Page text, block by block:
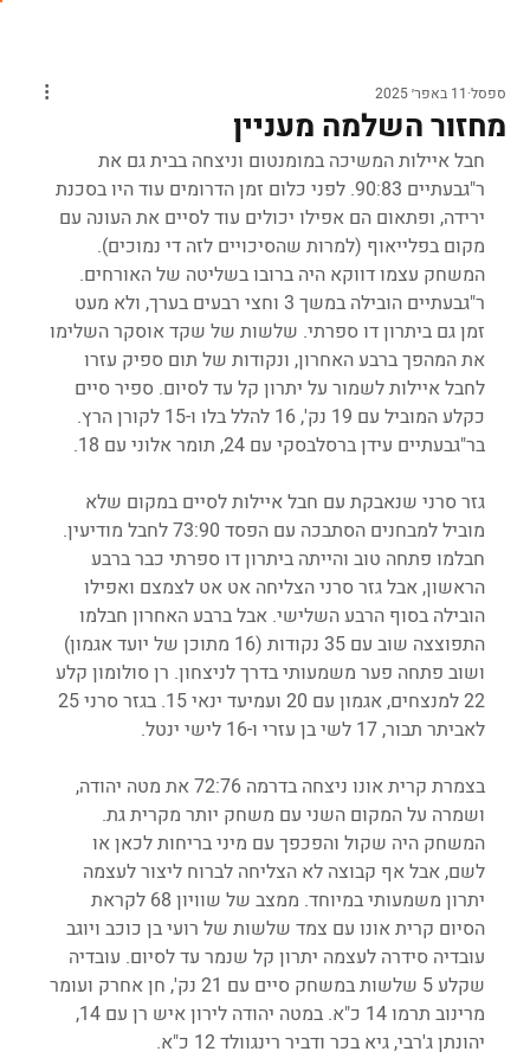
מחזור השלמה מעניין
ספסל 11 באפר׳ 2025
חבל איילות המשיכה במומנטום וניצחה בבית גם את
ר"גבעתיים 90:83. לפני כלום זמן הדרומים עוד היו בסכנת
ירידה, ופתאום הם אפילו יכולים עוד לסיים את העונה עם
מקום בפלייאוף (למרות שהסיכויים לזה די נמוכים).
המשחק עצמו דווקא היה ברובו בשליטה של האורחים.
ר"גבעתיים הובילה במשך 3 וחצי רבעים בערך, ולא מעט
זמן גם ביתרון דו ספרתי. שלשות של שקד אוסקר השלימו
את המהפך ברבע האחרון, ונקודות של תום ספיק עזרו
לחבל איילות לשמור על יתרון קל עד לסיום. ספיר סיים
כקלע המוביל עם 19 נק', 16 להלל בלו ו-15 לקורן הרץ.
בר"גבעתיים עידן ברסלבסקי עם 24, תומר אלוני עם 18.
גזר סרני שנאבקת עם חבל איילות לסיים במקום שלא
מוביל למבחנים הסתבכה עם הפסד 73:90 לחבל מודיעין.
חבלמו פתחה טוב והייתה ביתרון דו ספרתי כבר ברבע
הראשון, אבל גזר סרני הצליחה אט אט לצמצם ואפילו
הובילה בסוף הרבע השלישי. אבל ברבע האחרון חבלמו
התפוצצה שוב עם 35 נקודות (16 מתוכן של יועד אגמון)
ושוב פתחה פער משמעותי בדרך לניצחון. רן סולומון קלע
לאביתר תבור, 17 לשי בן עזרי ו-16 לישי ינטל.
בצמרת קרית אונו ניצחה בדרמה 72:76 את מטה יהודה,
ושמרה על המקום השני עם משחק יותר מקרית גת.
המשחק היה שקול והפכפך עם מיני בריחות לכאן או
לשם, אבל אף קבוצה לא הצליחה לברוח ליצור לעצמה
יתרון משמעותי במיוחד. ממצב של שוויון 68 לקראת
הסיום קרית אונו עם צמד שלשות של רועי בן כוכב ויוגב
עובדיה סידרה לעצמה יתרון קל שנמר עד לסיום. עובדיה
שקלע 5 שלשות במשחק סיים עם 21 נק', חן אחרק ועומר
מרינוב תרמו 14 כ"א. במטה יהודה לירון איש רן עם 14,
יהונתן ג'רבי, גיא בכר ודביר רינגוולד 12 כ"א.